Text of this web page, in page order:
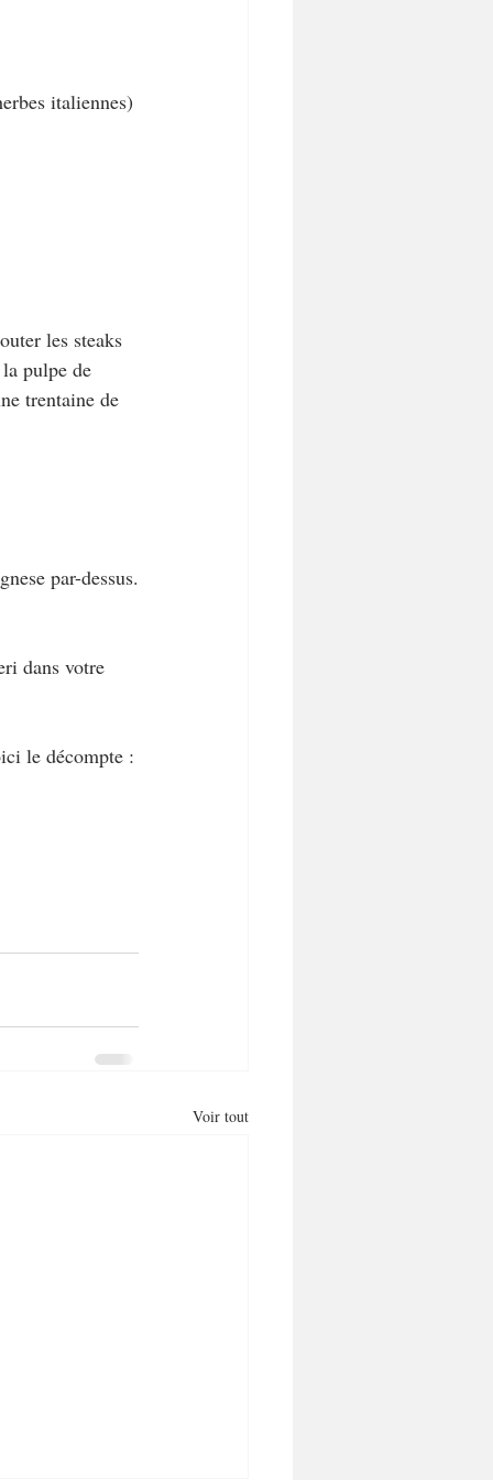
italiennes)
les steaks
pulpe de
trentaine de
par-dessus.
dans votre
le décompte :
Voir tout